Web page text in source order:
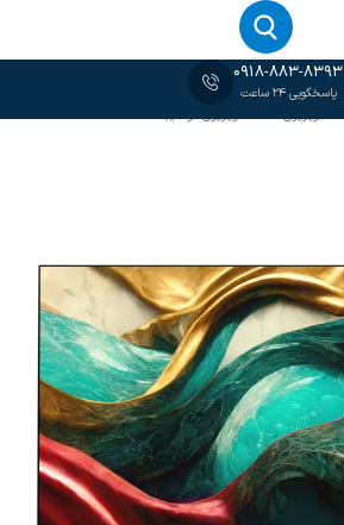
0918-883-8393
پاسخگویی 24 ساعت
/تلویزیون LED /تلویزیون توشیبا